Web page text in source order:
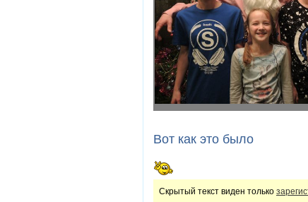
Вот как это было
Скрытый текст виден только